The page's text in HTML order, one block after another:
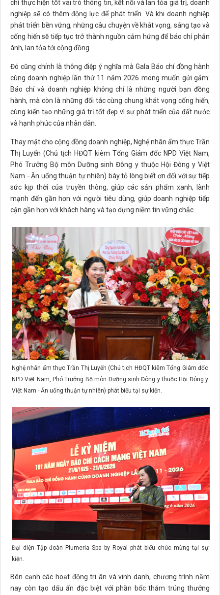
chí thực hiện tốt vai trò thông tin, kết nối và lan tỏa giá trị, doanh
nghiệp sẽ có thêm động lực để phát triển. Và khi doanh nghiệp
phát triển bền vững, những câu chuyện về khát vọng, sáng tạo và
cống hiến sẽ tiếp tục trở thành nguồn cảm hứng để báo chí phản
ánh, lan tỏa tới cộng đồng.
Đó cũng chính là thông điệp ý nghĩa mà Gala Báo chí đồng hành
cùng doanh nghiệp lần thứ 11 năm 2026 mong muốn gửi gắm:
Báo chí và doanh nghiệp không chỉ là những người bạn đồng
hành, mà còn là những đối tác cùng chung khát vọng cống hiến,
cùng kiến tạo những giá trị tốt đẹp vì sự phát triển của đất nước
và hạnh phúc của nhân dân.
Thay mặt cho cộng đồng doanh nghiệp, Nghệ nhân ẩm thực Trần
Thị Luyến (Chủ tịch HĐQT kiêm Tổng Giám đốc NPD Việt Nam,
Phó Trưởng Bộ môn Dưỡng sinh Đông y thuộc Hội Đông y Việt
Nam - Ăn uống thuận tự nhiên) bày tỏ lòng biết ơn đối với sự tiếp
sức kịp thời của truyền thông, giúp các sản phẩm xanh, lành
mạnh đến gần hơn với người tiêu dùng, giúp doanh nghiệp tiếp
cận gần hơn với khách hàng và tạo dựng niềm tin vững chắc.
Nghệ nhân ẩm thực Trần Thị Luyến (Chủ tịch HĐQT kiêm Tổng Giám đốc
NPD Việt Nam, Phó Trưởng Bộ môn Dưỡng sinh Đông y thuộc Hội Đông y
Việt Nam - Ăn uống thuận tự nhiên) phát biểu tại sự kiện.
Đại diện Tập đoàn Plumeria Spa by Royal phát biểu chúc mừng tại sự
kiện.
Bên cạnh các hoạt động tri ân và vinh danh, chương trình năm
nay còn tạo dấu ấn đặc biệt với phần bốc thăm trúng thưởng